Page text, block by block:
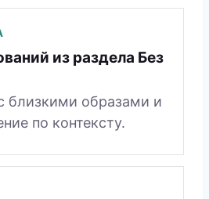
из раздела Без
близкими образами и
по контексту.